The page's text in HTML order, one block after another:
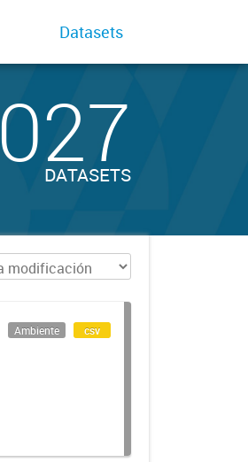
Datasets
027
DATASETS
Ambiente csv